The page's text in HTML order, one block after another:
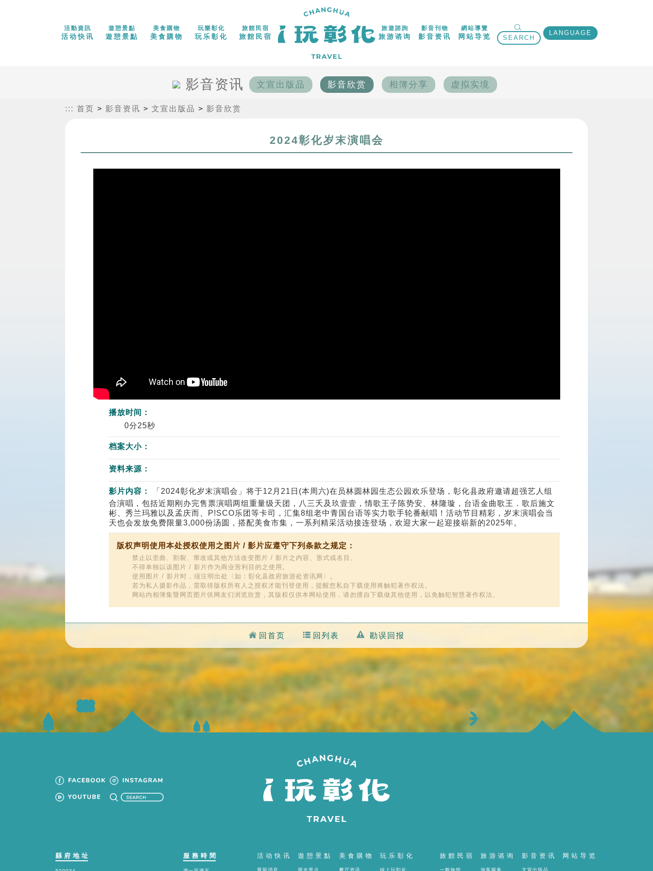
活動資訊
活动快讯
遊憩景點
遊憩景點
美食購物
美食購物
玩樂彰化
玩乐彰化
旅館民宿
旅館民宿
旅遊諮詢
旅游谘询
影音刊物
影音资讯
網站導覽
网站导览 SEARCH
LANGUAGE
影音资讯 文宣出版品 影音欣赏 相簿分享 虚拟实境
::: 首页 > 影音资讯 >文宣出版品 > 影音欣赏
2024彰化岁末演唱会
播放时间：
0分25秒
档案大小：
资料来源：
影片内容：
「2024彰化岁末演唱会」将于12月21日(本周六)在员林圆林园生态公园欢乐登场，彰化县政府邀请超强艺人组
合演唱，包括近期刚办完售票演唱两组重量级天团，八三夭及玖壹壹，情歌王子陈势安、林隆璇，台语金曲歌王．歌后施文
彬、秀兰玛雅以及孟庆而、P!SCO乐团等卡司，汇集8组老中青国台语等实力歌手轮番献唱！活动节目精彩，岁末演唱会当
天也会发放免费限量3,000份汤圆，搭配美食市集，一系列精采活动接连登场，欢迎大家一起迎接崭新的2025年。
版权声明使用本处授权使用之图片 / 影片应遵守下列条款之规定：
禁止以歪曲、割裂、窜改或其他方法改变图片 / 影片之内容、形式或名目。
不得单独以该图片 / 影片作为商业营利目的之使用。
使用图片 / 影片时，须注明出处〈如：彰化县政府旅游处资讯网〉。
若为私人摄影作品，需取得版权所有人之授权才能刊登使用，提醒您私自下载使用将触犯著作权法。
网站内相簿集暨网页图片供网友们浏览欣赏，其版权仅供本网站使用，请勿擅自下载做其他使用，以免触犯智慧著作权法。
回首页 回列表 勘误回报
縣府地址 服務時間 活动快讯
最新消息
遊憩景點
观光景点
美食購物
餐厅资讯
玩乐彰化
線上玩彰化
旅館民宿
一般旅馆
旅游谘询
游客服务
影音资讯
文宣出版品
网站导览